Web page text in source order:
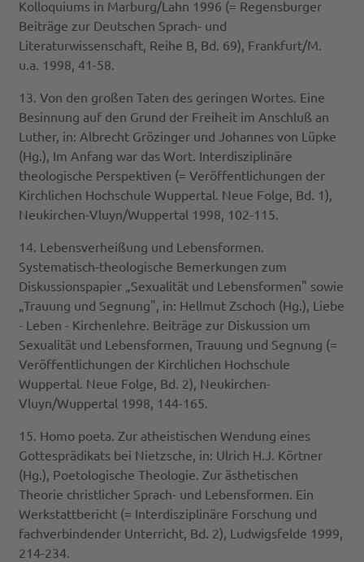
Kolloquiums in Marburg/Lahn 1996 (= Regensburger
Beiträge zur Deutschen Sprach- und
Literaturwissenschaft, Reihe B, Bd. 69), Frankfurt/M.
u.a. 1998, 41-58.
13. Von den großen Taten des geringen Wortes. Eine
Besinnung auf den Grund der Freiheit im Anschluß an
Luther, in: Albrecht Grözinger und Johannes von Lüpke
(Hg.), Im Anfang war das Wort. Interdisziplinäre
theologische Perspektiven (= Veröffentlichungen der
Kirchlichen Hochschule Wuppertal. Neue Folge, Bd. 1),
Neukirchen-Vluyn/Wuppertal 1998, 102-115.
14. Lebensverheißung und Lebensformen.
Systematisch-theologische Bemerkungen zum
Diskussionspapier „Sexualität und Lebensformen" sowie
„Trauung und Segnung", in: Hellmut Zschoch (Hg.), Liebe
- Leben - Kirchenlehre. Beiträge zur Diskussion um
Sexualität und Lebensformen, Trauung und Segnung (=
Veröffentlichungen der Kirchlichen Hochschule
Wuppertal. Neue Folge, Bd. 2), Neukirchen-
Vluyn/Wuppertal 1998, 144-165.
15. Homo poeta. Zur atheistischen Wendung eines
Gottesprädikats bei Nietzsche, in: Ulrich H.J. Körtner
(Hg.), Poetologische Theologie. Zur ästhetischen
Theorie christlicher Sprach- und Lebensformen. Ein
Werkstattbericht (= Interdisziplinäre Forschung und
fachverbindender Unterricht, Bd. 2), Ludwigsfelde 1999,
214-234.